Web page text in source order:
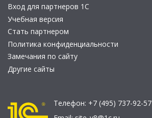
Вход для партнеров 1С
Учебная версия
Стать партнером
Политика конфиденциальности
Замечания по сайту
Другие сайты
Телефон: +7 (495) 737-92-57